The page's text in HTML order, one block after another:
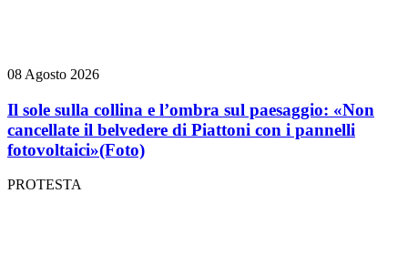
08 Agosto 2026
Il sole sulla collina e l’ombra sul paesaggio: «Non
cancellate il belvedere di Piattoni con i pannelli
fotovoltaici»(Foto)
PROTESTA